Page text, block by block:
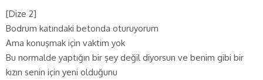
[Dize 2]
Bodrum katındaki betonda oturuyorum
Ama konuşmak için vaktim yok
Bu normalde yaptığın bir şey değil diyorsun ve benim gibi bir
kızın senin için yeni olduğunu